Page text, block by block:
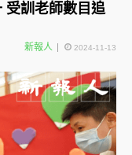
受訓老師數目追
新報人 2024-11-13